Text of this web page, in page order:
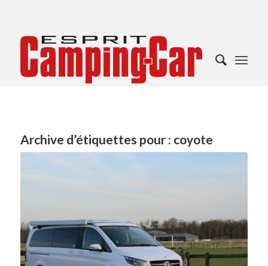
Archive d’étiquettes pour : coyote